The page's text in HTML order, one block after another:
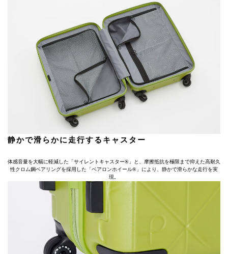
静かで滑らかに走行するキャスター
体感音量を大幅に軽減した「サイレントキャスター®」と、摩擦抵抗を極限まで抑えた高耐久
性クロム鋼ベアリングを採用した「ベアロンホイール®」により、静かで滑らかな走行を実
現。